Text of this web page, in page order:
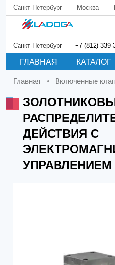
Санкт-Петербург Москва
Санкт-Петербург +7 (812) 339-
ГЛАВНАЯ КАТАЛОГ
Главная Включенные
ДЕЙСТВИЯ С
УПРАВЛЕНИЕМ